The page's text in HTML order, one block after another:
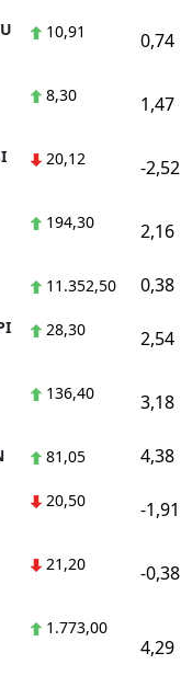
10,91 0,74
8,30 1,47
20,12 -2,52
194,30 2,16
11.352,50 0,38
28,30 2,54
136,40 3,18
81,05 4,38
20,50 -1,91
21,20 -0,38
1.773,00
4,29